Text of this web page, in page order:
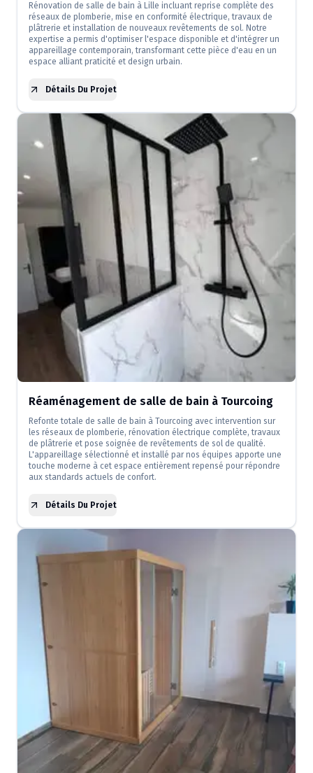
Rénovation de salle de bain à Lille incluant reprise complète des
réseaux de plomberie, mise en conformité électrique, travaux de
plâtrerie et installation de nouveaux revêtements de sol. Notre
expertise a permis d'optimiser l'espace disponible et d'intégrer un
appareillage contemporain, transformant cette pièce d'eau en un
espace alliant praticité et design urbain.
Détails Du Projet
Réaménagement de salle de bain à Tourcoing
Refonte totale de salle de bain à Tourcoing avec intervention sur
les réseaux de plomberie, rénovation électrique complète, travaux
de plâtrerie et pose soignée de revêtements de sol de qualité.
L'appareillage sélectionné et installé par nos équipes apporte une
touche moderne à cet espace entièrement repensé pour répondre
aux standards actuels de confort.
Détails Du Projet